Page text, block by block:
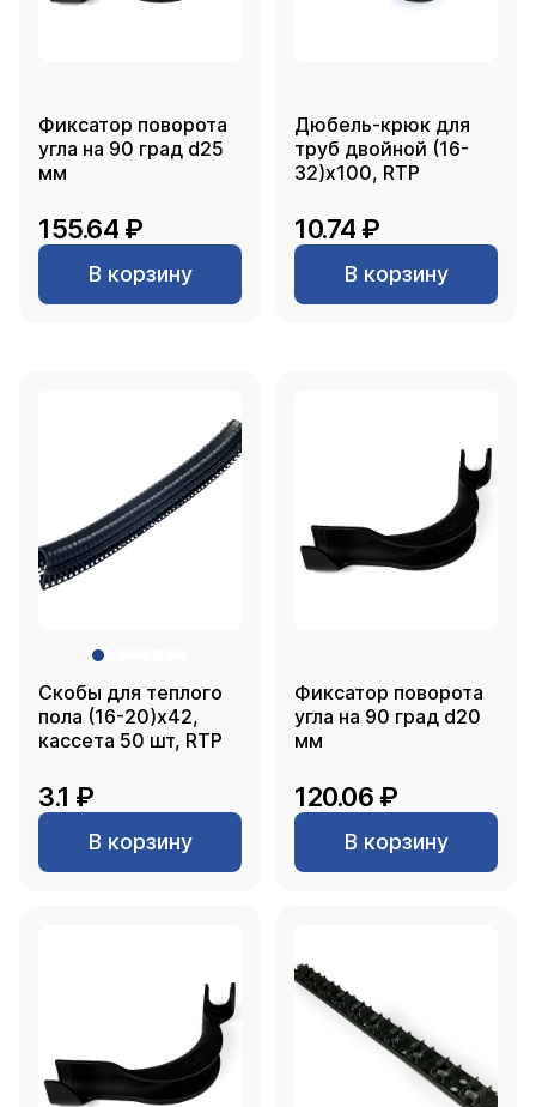
Фиксатор поворота
угла на 90 град d25
мм
155.64 ₽
В корзину
Дюбель-крюк для
труб двойной (16-
32)х100, RTP
10.74 ₽
В корзину
Скобы для теплого
пола (16-20)х42,
кассета 50 шт, RTP
3.1 ₽
В корзину
Фиксатор поворота
угла на 90 град d20
мм
120.06 ₽
В корзину